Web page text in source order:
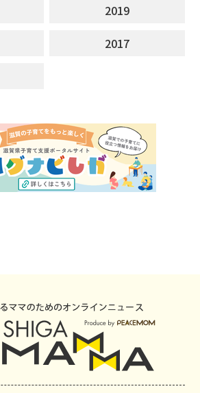
2019
2017